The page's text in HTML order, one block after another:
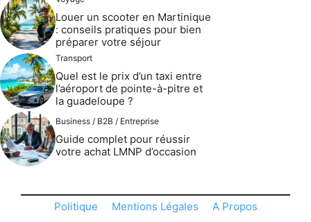
Louer un scooter en Martinique
: conseils pratiques pour bien
préparer votre séjour
Transport
Quel est le prix d’un taxi entre
l’aéroport de pointe-à-pitre et
la guadeloupe ?
Business / B2B / Entreprise
Guide complet pour réussir
votre achat LMNP d’occasion
Politique Mentions Légales
A Propos